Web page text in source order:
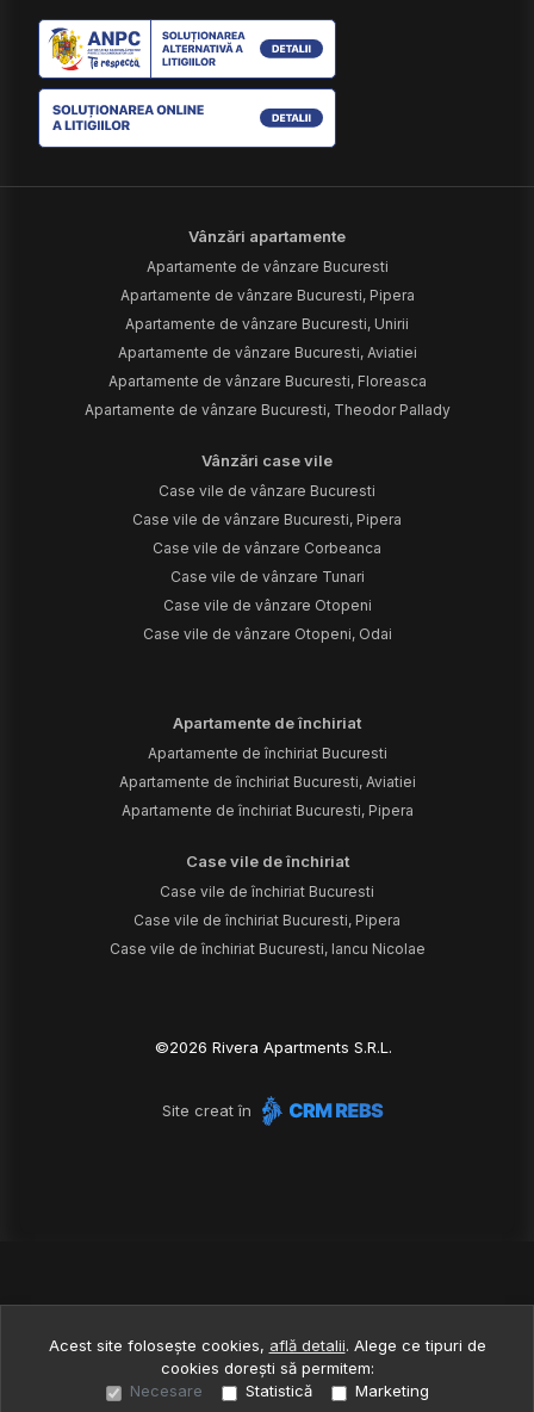
Vânzări apartamente
Apartamente de vânzare Bucuresti
Apartamente de vânzare Bucuresti, Pipera
Apartamente de vânzare Bucuresti, Unirii
Apartamente de vânzare Bucuresti, Aviatiei
Apartamente de vânzare Bucuresti, Floreasca
Apartamente de vânzare Bucuresti, Theodor Pallady
Vânzări case vile
Case vile de vânzare Bucuresti
Case vile de vânzare Bucuresti, Pipera
Case vile de vânzare Corbeanca
Case vile de vânzare Tunari
Case vile de vânzare Otopeni
Case vile de vânzare Otopeni, Odai
Apartamente de închiriat
Apartamente de închiriat Bucuresti
Apartamente de închiriat Bucuresti, Aviatiei
Apartamente de închiriat Bucuresti, Pipera
Case vile de închiriat
Case vile de închiriat Bucuresti
Case vile de închiriat Bucuresti, Pipera
Case vile de închiriat Bucuresti, Iancu Nicolae
©2026 Rivera Apartments S.R.L.
Site creat în
Acest site folosește cookies, află detalii. Alege ce tipuri de
cookies dorești să permitem:
Necesare
Statistică Marketing